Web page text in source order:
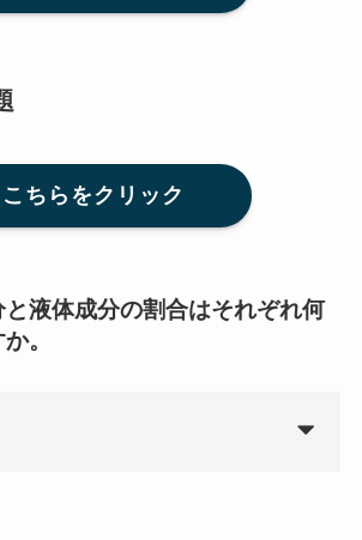
こちらをクリック
液体成分の割合はそれぞれ何
。